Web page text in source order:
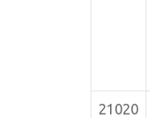
21020